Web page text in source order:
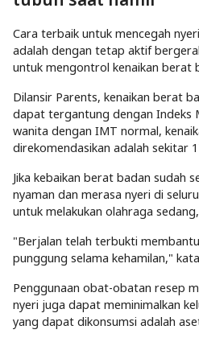
Cara terbaik untuk mencegah
adalah dengan tetap aktif
untuk mengontrol kenaikan berat
Dilansir Parents, kenaikan berat
dapat tergantung dengan Indeks
wanita dengan IMT normal,
direkomendasikan adalah sekitar
Jika kebaikan berat badan sudah
nyaman dan merasa nyeri di
untuk melakukan olahraga
"Berjalan telah terbukti
punggung selama kehamilan,"
Penggunaan obat-obatan resep
nyeri juga dapat meminimalkan
yang dapat dikonsumsi adalah